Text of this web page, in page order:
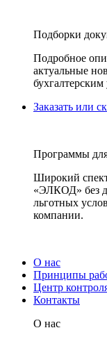
Подборки
Подробное
актуальные
Заказать или
Программы
Широкий
«ЭЛКОД» без
льготных
компании.
О нас
Принципы
Центр
Контакты
О нас